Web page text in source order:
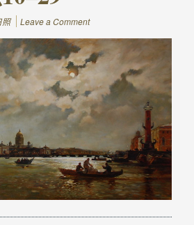
照 Leave a Comment